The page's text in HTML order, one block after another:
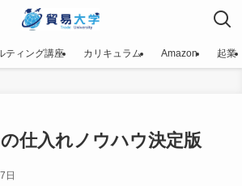
ティング講座 カリキュラム Amazon 起業
仕入れノウハウ決定版
日